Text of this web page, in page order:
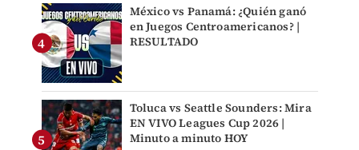
México vs Panamá: ¿Quién ganó
en Juegos Centroamericanos? |
RESULTADO
Toluca vs Seattle Sounders: Mira
EN VIVO Leagues Cup 2026 |
Minuto a minuto HOY